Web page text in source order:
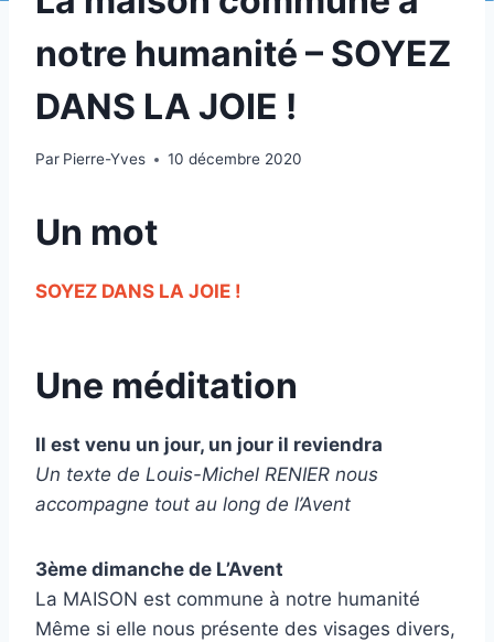
notre humanité – SOYEZ
DANS LA JOIE !
Par Pierre-Yves 10 décembre 2020
Un mot
SOYEZ DANS LA JOIE !
Une méditation
Il est venu un jour, un jour il reviendra
Un texte de Louis-Michel RENIER nous
accompagne tout au long de l’Avent
3ème dimanche de L’Avent
La MAISON est commune à notre humanité
Même si elle nous présente des visages divers,